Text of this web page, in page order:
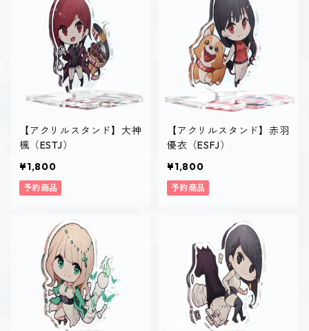
【アクリルスタンド】大神
楓（ESTJ）
¥1,800
予約商品
【アクリルスタンド】赤羽
優衣（ESFJ）
¥1,800
予約商品